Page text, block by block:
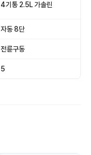
4기통 2.5L 가솔린
자동 8단
전륜구동
5